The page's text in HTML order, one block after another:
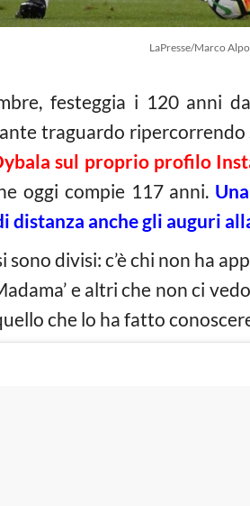
LaPresse/Marco
festeggia i 120 anni
traguardo
sul proprio profilo
oggi compie 117 anni.
distanza anche gli auguri alla
sono divisi: c’è chi non ha
e altri che non ci
che lo ha fatto